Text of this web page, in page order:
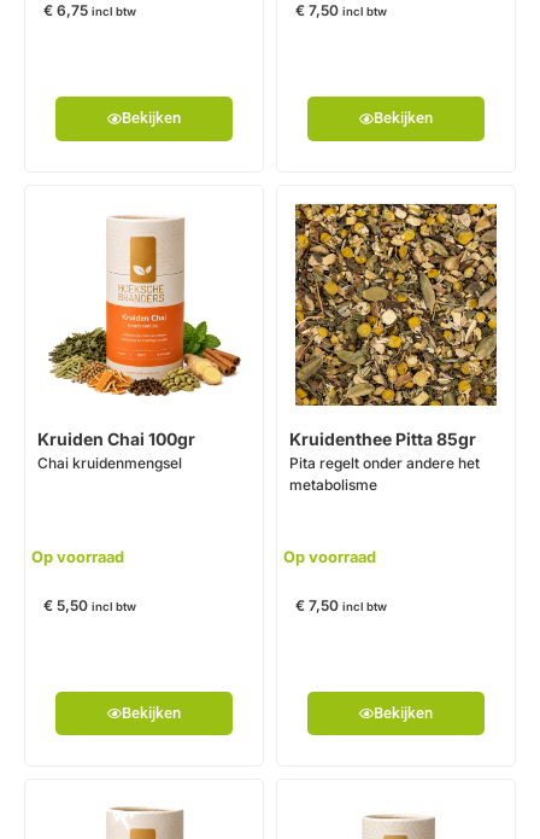
€ 6,75 incl btw
Bekijken
€ 7,50 incl btw
Bekijken
Kruiden Chai 100gr
Chai kruidenmengsel
Op voorraad
€ 5,50 incl btw
Bekijken
Kruidenthee Pitta 85gr
Pita regelt onder andere het
metabolisme
Op voorraad
€ 7,50 incl btw
Bekijken